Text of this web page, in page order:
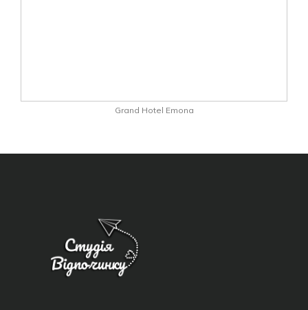
Grand Hotel Emona